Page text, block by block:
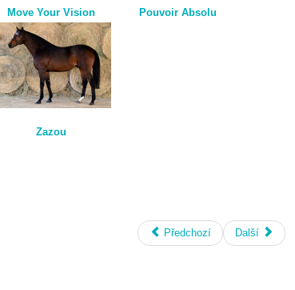
Move Your Vision Pouvoir Absolu
Zazou
Předchozí Další